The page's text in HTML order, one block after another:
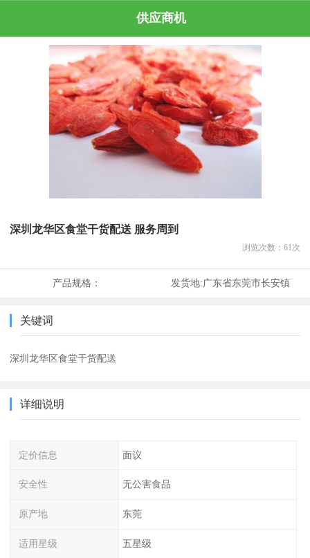
供应商机
深圳龙华区食堂干货配送 服务周到
浏览次数： 61 次
产品规格： 发货地:广东省东莞市长安镇
关键词
深圳龙华区食堂干货配送
详细说明
定价信息 面议
安全性 无公害食品
原产地 东莞
适用星级 五星级